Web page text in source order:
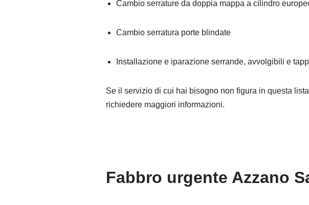
Cambio serrature da doppia mappa a cilindro
Cambio serratura porte blindate
Installazione e iparazione serrande, avvolgibili e
Se il servizio di cui hai bisogno non figura in questa
richiedere maggiori informazioni.
Fabbro urgente Azzano